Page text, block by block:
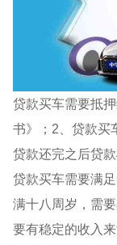
贷款买车需要抵
书》；2、贷款买
贷款还完之后贷
贷款买车需要满
满十八周岁，需
要有稳定的收入